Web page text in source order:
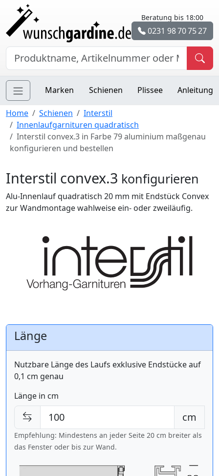
Beratung bis 18:00
0231 98 70 75 27
Marken Schienen Plissee Anleitung
Home Schienen
Interstil
Innenlaufgarnituren quadratisch
Interstil convex.3 in Farbe 79 aluminium maßgenau
konfigurieren und bestellen
Interstil convex.3 konfigurieren
Alu-Innenlauf quadratisch 20 mm mit Endstück Convex
zur Wandmontage wahlweise ein- oder zweiläufig.
Länge
Nutzbare Länge des Laufs exklusive Endstücke auf
0,1 cm genau
Länge in cm
cm
Empfehlung: Mindestens an jeder Seite 20 cm breiter als
das Fenster oder bis zur Wand.